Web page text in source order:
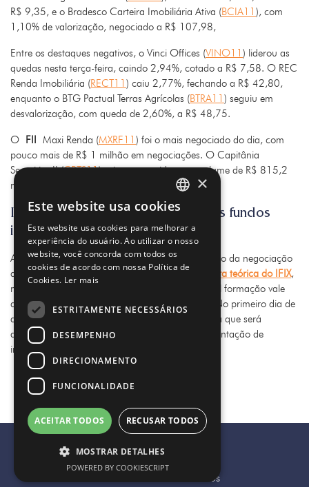
R$ 9,35, e o Bradesco Carteira Imobiliária Ativa (BCIA11 ), com
1,10% de valorização, negociado a R$ 107,98,
Entre os destaques negativos, o Vinci Offices (VINO11 ) liderou as
quedas nesta terça-feira, caindo 2,94%, cotado a R$ 7,58. O REC
Renda Imobiliária (RECT11 ) caiu 2,77%, fechando a R$ 42,80,
enquanto o BTG Pactual Terras Agrícolas (BTRA11 ) seguiu em
desvalorização, com queda de 2,60%, a R$ 48,75.
O FII Maxi Renda (MXRF11 ) foi o mais negociado do dia, com
pouco mais de R$ 1 milhão em negociações. O Capitânia
Securities II (CPTS11) veio em seguida, com volume de R$ 815,2
mil.
IFIX: como é formado o índice dos fundos
imobiliários
A composição do valor é feita a partir do resultado da negociação
de 108 fundos imobiliários que formam a
carteira teórica do IFIX,
modificada a cada quatro meses pela B3. A atual formação vale
desde o dia 2 de janeiro e vai até o fim de abril. No primeiro dia de
abril. a Bolsa divulga a primeira prévia da carteira que será
adotada a partir de maio, para facilitar a movimentação de
investidores.
Powered by MZ
Todos os direitos reservados
PORTUGUESE
ENGLISH
×
Este website usa cookies
Este website usa cookies para melhorar a
experiência do usuário. Ao utilizar o nosso
website, você concorda com todos os
cookies de acordo com nossa Política de
Cookies. Ler mais
ESTRITAMENTE NECESSÁRIOS
DESEMPENHO
DIRECIONAMENTO
FUNCIONALIDADE
ACEITAR TODOS RECUSAR TODOS
MOSTRAR DETALHES
POWERED BY COOKIESCRIPT